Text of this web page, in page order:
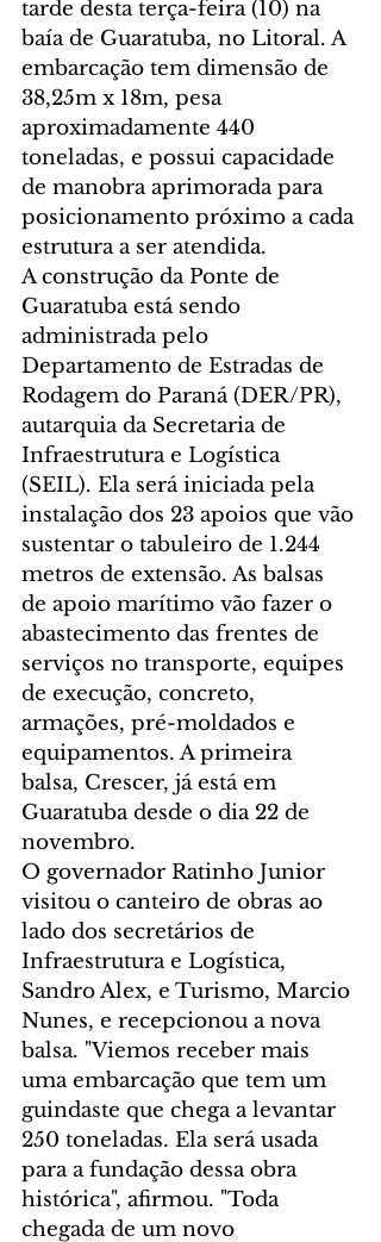
tarde desta terça-feira (10) na
baía de Guaratuba, no Litoral. A
embarcação tem dimensão de
38,25m x 18m, pesa
aproximadamente 440
toneladas, e possui capacidade
de manobra aprimorada para
posicionamento próximo a cada
estrutura a ser atendida.
A construção da Ponte de
Guaratuba está sendo
administrada pelo
Departamento de Estradas de
Rodagem do Paraná (DER/PR),
autarquia da Secretaria de
Infraestrutura e Logística
(SEIL). Ela será iniciada pela
instalação dos 23 apoios que vão
sustentar o tabuleiro de 1.244
metros de extensão. As balsas
de apoio marítimo vão fazer o
abastecimento das frentes de
serviços no transporte, equipes
de execução, concreto,
armações, pré-moldados e
equipamentos. A primeira
balsa, Crescer, já está em
Guaratuba desde o dia 22 de
novembro.
O governador Ratinho Junior
visitou o canteiro de obras ao
lado dos secretários de
Infraestrutura e Logística,
Sandro Alex, e Turismo, Marcio
Nunes, e recepcionou a nova
balsa. "Viemos receber mais
uma embarcação que tem um
guindaste que chega a levantar
250 toneladas. Ela será usada
para a fundação dessa obra
histórica", afirmou. "Toda
chegada de um novo